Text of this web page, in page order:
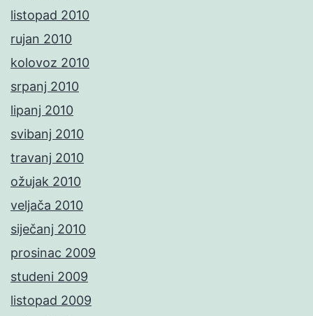
listopad 2010
rujan 2010
kolovoz 2010
srpanj 2010
lipanj 2010
svibanj 2010
travanj 2010
ožujak 2010
veljača 2010
siječanj 2010
prosinac 2009
studeni 2009
listopad 2009